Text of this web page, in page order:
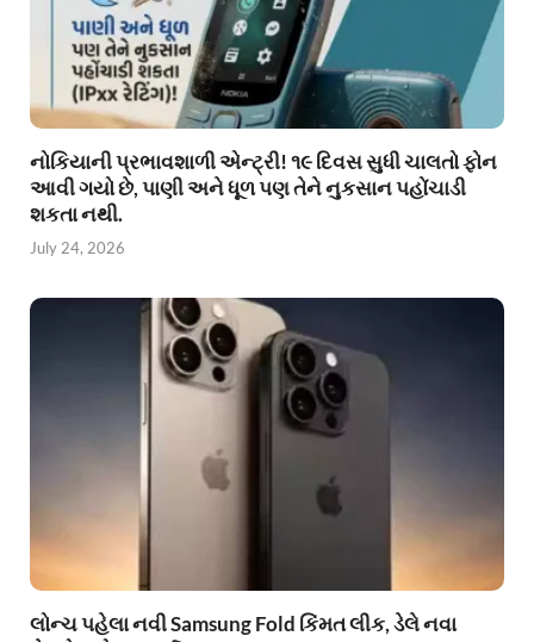
નોકિયાની પ્રભાવશાળી એન્ટ્રી! ૧૯ દિવસ સુધી ચાલતો ફોન
આવી ગયો છે, પાણી અને ધૂળ પણ તેને નુકસાન પહોંચાડી
શકતા નથી.
July 24, 2026
લોન્ચ પહેલા નવી Samsung Fold કિંમત લીક, ડેલે નવા